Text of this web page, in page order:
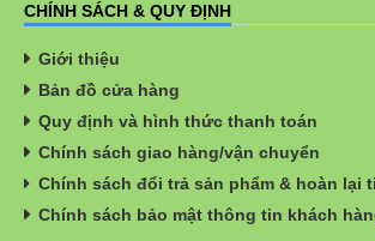
CHÍNH SÁCH & QUY ĐỊNH
Giới thiệu
Bản đồ cửa hàng
Quy định và hình thức thanh toán
Chính sách giao hàng/vận chuyển
Chính sách đổi trả sản phẩm & hoàn lại
Chính sách bảo mật thông tin khách